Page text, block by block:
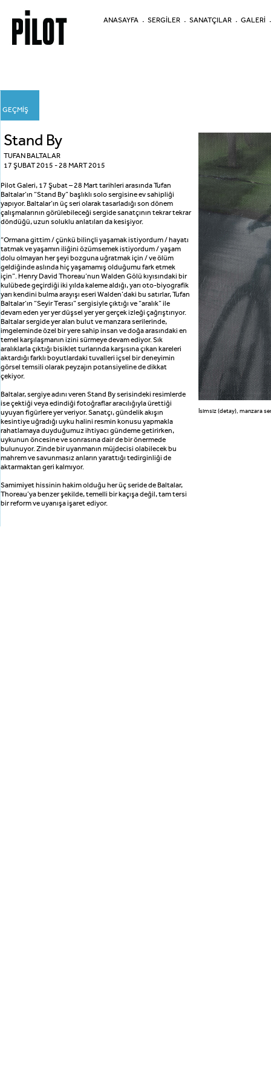
ANASAYFA SERGİLER SANATÇILAR GALERİ
GEÇMİŞ
Stand By
TUFAN BALTALAR
17 ŞUBAT 2015 - 28 MART 2015
Pilot Galeri, 17 Şubat – 28 Mart tarihleri arasında Tufan
Baltalar’ın “Stand By” başlıklı solo sergisine ev sahipliği
yapıyor. Baltalar’ın üç seri olarak tasarladığı son dönem
çalışmalarının görülebileceği sergide sanatçının tekrar tekrar
döndüğü, uzun soluklu anlatıları da kesişiyor.
“Ormana gittim / çünkü bilinçli yaşamak istiyordum / hayatı
tatmak ve yaşamın iliğini özümsemek istiyordum / yaşam
dolu olmayan her şeyi bozguna uğratmak için / ve ölüm
geldiğinde aslında hiç yaşamamış olduğumu fark etmek
için”. Henry David Thoreau’nun Walden Gölü kıyısındaki bir
kulübede geçirdiği iki yılda kaleme aldığı, yarı oto-biyografik
yarı kendini bulma arayışı eseri Walden’daki bu satırlar, Tufan
Baltalar’ın “Seyir Terası” sergisiyle çıktığı ve “aralık” ile
devam eden yer yer düşsel yer yer gerçek izleği çağrıştırıyor.
Baltalar sergide yer alan bulut ve manzara serilerinde,
imgeleminde özel bir yere sahip insan ve doğa arasındaki en
temel karşılaşmanın izini sürmeye devam ediyor. Sık
aralıklarla çıktığı bisiklet turlarında karşısına çıkan kareleri
aktardığı farklı boyutlardaki tuvalleri içsel bir deneyimin
görsel temsili olarak peyzajın potansiyeline de dikkat
çekiyor.
Baltalar, sergiye adını veren Stand By serisindeki resimlerde
ise çektiği veya edindiği fotoğraflar aracılığıyla ürettiği
uyuyan figürlere yer veriyor. Sanatçı, gündelik akışın
kesintiye uğradığı uyku halini resmin konusu yapmakla
rahatlamaya duyduğumuz ihtiyacı gündeme getirirken,
uykunun öncesine ve sonrasına dair de bir önermede
bulunuyor. Zinde bir uyanmanın müjdecisi olabilecek bu
mahrem ve savunmasız anların yarattığı tedirginliği de
aktarmaktan geri kalmıyor.
Samimiyet hissinin hakim olduğu her üç seride de Baltalar,
Thoreau’ya benzer şekilde, temelli bir kaçışa değil, tam tersi
bir reform ve uyanışa işaret ediyor.
İsimsiz (detay), manzara